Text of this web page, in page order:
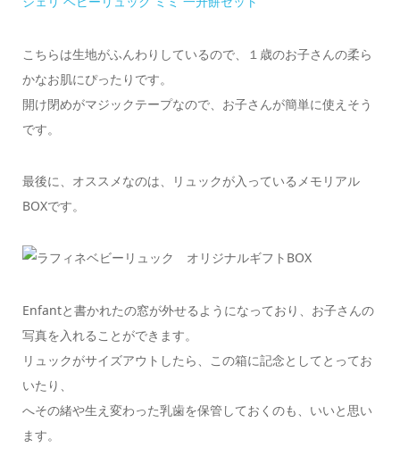
こちらは生地がふんわりしているので、１歳のお子さんの柔ら
かなお肌にぴったりです。
開け閉めがマジックテープなので、お子さんが簡単に使えそう
です。
最後に、オススメなのは、リュックが入っているメモリアル
BOXです。
Enfantと書かれたの窓が外せるようになっており、お子さんの
写真を入れることができます。
リュックがサイズアウトしたら、この箱に記念としてとってお
いたり、
へその緒や生え変わった乳歯を保管しておくのも、いいと思い
ます。